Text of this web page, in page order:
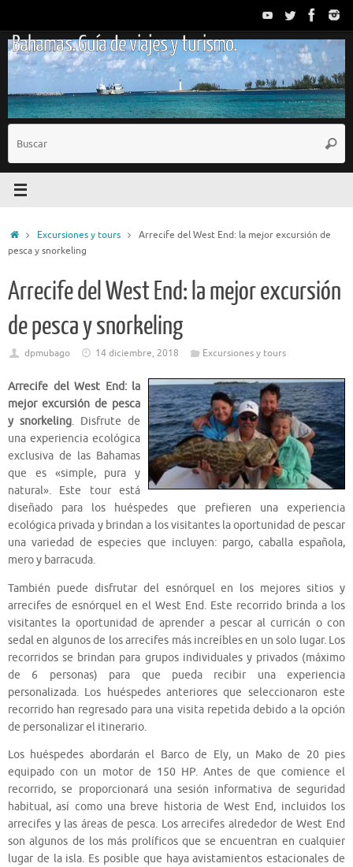
contenido
Bahamas. Guía de viajes y turismo.
InicioExcursiones y tours
Arrecife del West End: la mejor excursión de
pesca y snorkeling
Arrecife del West End: la mejor excursión
de pesca y snorkeling
dpmubago 14 diciembre, 2018 Excursiones y tours
Arrecife del West End: la
mejor excursión de pesca
y snorkeling. Disfrute de
una experiencia ecológica
exclusiva de las Bahamas
que es «simple, pura y
natural». Este tour está
diseñado para los huéspedes que prefieren una experiencia
ecológica privada y brindan a los visitantes la oportunidad de pescar
una variedad de especies que incluyen: pargo, caballa española,
mero y barracuda.
También puede disfrutar del esnórquel en los mejores sitios y
arrecifes de esnórquel en el West End. Este recorrido brinda a los
visitantes la oportunidad de aprender a pescar al curricán o con
sedal en algunos de los arrecifes más increíbles en un solo lugar. Los
recorridos se brindan para grupos individuales y privados (máximo
de 6 personas) para que pueda recibir una experiencia
personalizada. Los huéspedes anteriores que seleccionaron este
recorrido han regresado para una visita repetida debido a la opción
de personalizar el itinerario.
Los huéspedes abordarán el Barco de Ely, un Mako de 20 pies
equipado con un motor de 150 HP. Antes de que comience el
recorrido, se proporcionará una sesión informativa de seguridad
habitual, así como una breve historia de West End, incluidos los
arrecifes y las áreas de pesca. Los arrecifes alrededor de West End
son algunos de los más prolíficos que se encuentran en cualquier
lugar de la isla. Es posible que haya avistamientos estacionales de